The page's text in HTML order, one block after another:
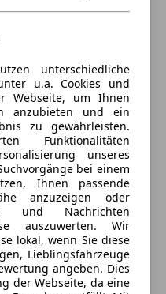
unterschiedliche
u.a. Cookies und
Webseite, um Ihnen
anzubieten und ein
zu gewährleisten.
Funktionalitäten
unseres
bei einem
Ihnen passende
anzuzeigen oder
und Nachrichten
auszuwerten. Wir
lokal, wenn Sie diese
Lieblingsfahrzeuge
angeben. Dies
der Webseite, da eine